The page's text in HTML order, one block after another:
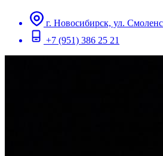
г. Новосибирск, ул.
+7 (951) 386 25 21